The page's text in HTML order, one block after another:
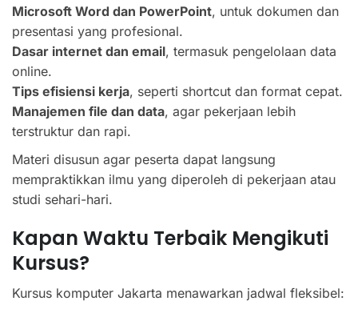
Microsoft Word dan PowerPoint, untuk dokumen dan
presentasi yang profesional.
Dasar internet dan email, termasuk pengelolaan data
online.
Tips efisiensi kerja, seperti shortcut dan format cepat.
Manajemen file dan data, agar pekerjaan lebih
terstruktur dan rapi.
Materi disusun agar peserta dapat langsung
mempraktikkan ilmu yang diperoleh di pekerjaan atau
studi sehari-hari.
Kapan Waktu Terbaik Mengikuti
Kursus?
Kursus komputer Jakarta menawarkan jadwal fleksibel: